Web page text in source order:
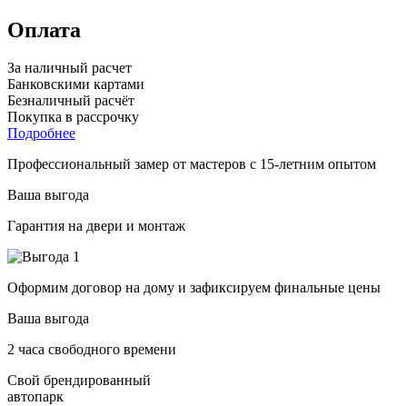
Оплата
За наличный расчет
Банковскими картами
Безналичный расчёт
Покупка в рассрочку
Подробнее
Профессиональный замер от мастеров с 15-летним опытом
Ваша выгода
Гарантия на двери и монтаж
Оформим договор на дому и зафиксируем финальные цены
Ваша выгода
2 часа свободного времени
Свой брендированный
автопарк